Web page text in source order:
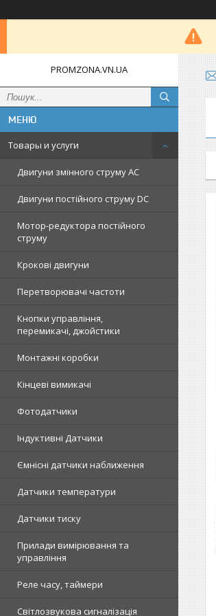
PROMZONA.VN.UA
Товары и услуги
Двигуни змінного струму AC
Двигуни постійного струму DC
Мотор-редуктора постійного
струму
Крокові двигуни
Перетворювачі частоти
Кнопки управління,
перемикачі, джойстики
Монтажні коробки
Кінцеві вимикачі
Фотодатчики
Індуктивні Датчики
Ємнісні датчики наближення
Датчики температури
Датчики тиску
Прилади вимірювання та
управління
Реле часу, таймери
Світлозвукова сигналізація